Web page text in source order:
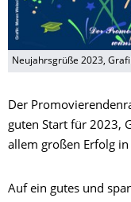
Neujahrsgrüße 2023,
Der
guten Start für 2023,
allem großen Erfolg in
Auf ein gutes und